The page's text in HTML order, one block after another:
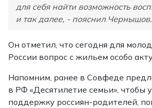
для себя найти возможность
и так далее, - пояснил Чернышов.
Он отметил, что сегодня для
России вопрос с жильем особо
Напомним, ранее в Совфеде
в РФ «Десятилетие семьи», чтобы
поддержку россиян-родителей,